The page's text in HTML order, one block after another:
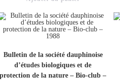
Bulletin de la société dauphinoise
d’études biologiques et de
protection de la nature – Bio-club –